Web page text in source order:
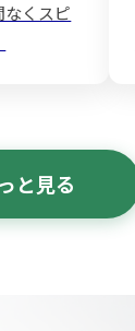
なくスピ
と見る